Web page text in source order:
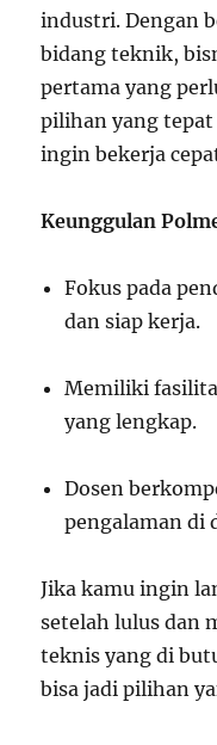
industri. Dengan
bidang teknik,
pertama yang
pilihan yang tepat
ingin bekerja
Keunggulan
Fokus pada
dan siap kerja.
Memiliki
yang lengkap.
Dosen
pengalaman di
Jika kamu ingin
setelah lulus dan
teknis yang di
bisa jadi pilihan